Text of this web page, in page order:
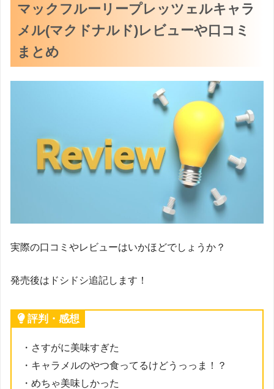
マックフルーリープレッツェルキャラ
メル(マクドナルド)レビューや口コミ
まとめ
実際の口コミやレビューはいかほどでしょうか？
発売後はドシドシ追記します！
評判・感想
・さすがに美味すぎた
・ キャラメルのやつ食ってるけどうっっま！？
・めちゃ美味しかった